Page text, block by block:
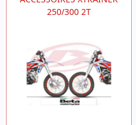
250/300 2T